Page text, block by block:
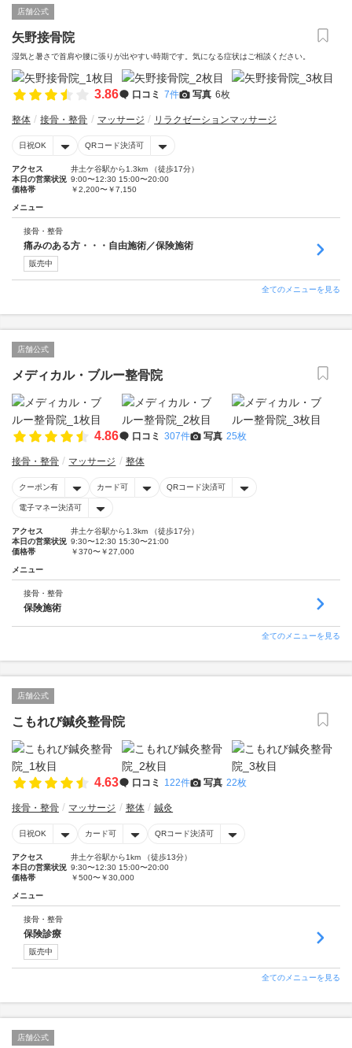
店舗公式
矢野接骨院
湿気と暑さで首肩や腰に張りが出やすい時期です。気になる症状はご相談ください。
3.86 口コミ 7件 写真 6枚
整体 接骨・整骨 マッサージ リラクゼーションマッサージ
日祝OK QRコード決済可
アクセス
井土ケ谷駅から1.3km （徒歩17分）
本日の営業状況 9:00〜12:30 15:00〜20:00
価格帯
￥2,200〜￥7,150
メニュー
接骨・整骨
痛みのある方・・・自由施術／保険施術
販売中
全てのメニューを見る
店舗公式
メディカル・ブルー整骨院
4.86 口コミ 307件 写真 25枚
接骨・整骨 マッサージ 整体
クーポン有 カード可 QRコード決済可
電子マネー決済可
アクセス
井土ケ谷駅から1.3km （徒歩17分）
本日の営業状況 9:30〜12:30 15:30〜21:00
価格帯
￥370〜￥27,000
メニュー
接骨・整骨
保険施術
全てのメニューを見る
店舗公式
こもれび鍼灸整骨院
4.63 口コミ 122件 写真 22枚
接骨・整骨 マッサージ 整体 鍼灸
日祝OK カード可 QRコード決済可
アクセス
井土ケ谷駅から1km （徒歩13分）
本日の営業状況 9:30〜12:30 15:00〜20:00
価格帯
￥500〜￥30,000
メニュー
接骨・整骨
保険診療
販売中
全てのメニューを見る
店舗公式